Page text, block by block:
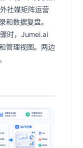
社媒矩阵运营
和数据复盘。
时，Jumei.ai
管理视图。两边